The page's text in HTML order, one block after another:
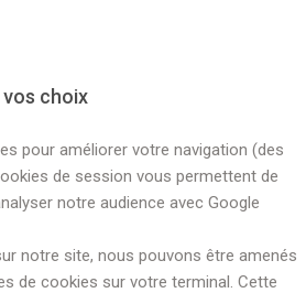
choix
pour améliorer votre navigation (des
de session vous permettent de
notre audience avec Google
notre site, nous pouvons être amenés
de cookies sur votre terminal. Cette